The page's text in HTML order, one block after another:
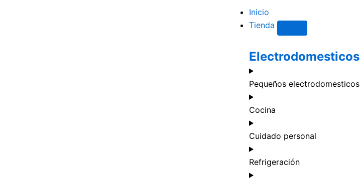
Inicio
Tienda
Electrodomesticos
Pequeños electrodomesticos
Cocina
Cuidado personal
Refrigeración